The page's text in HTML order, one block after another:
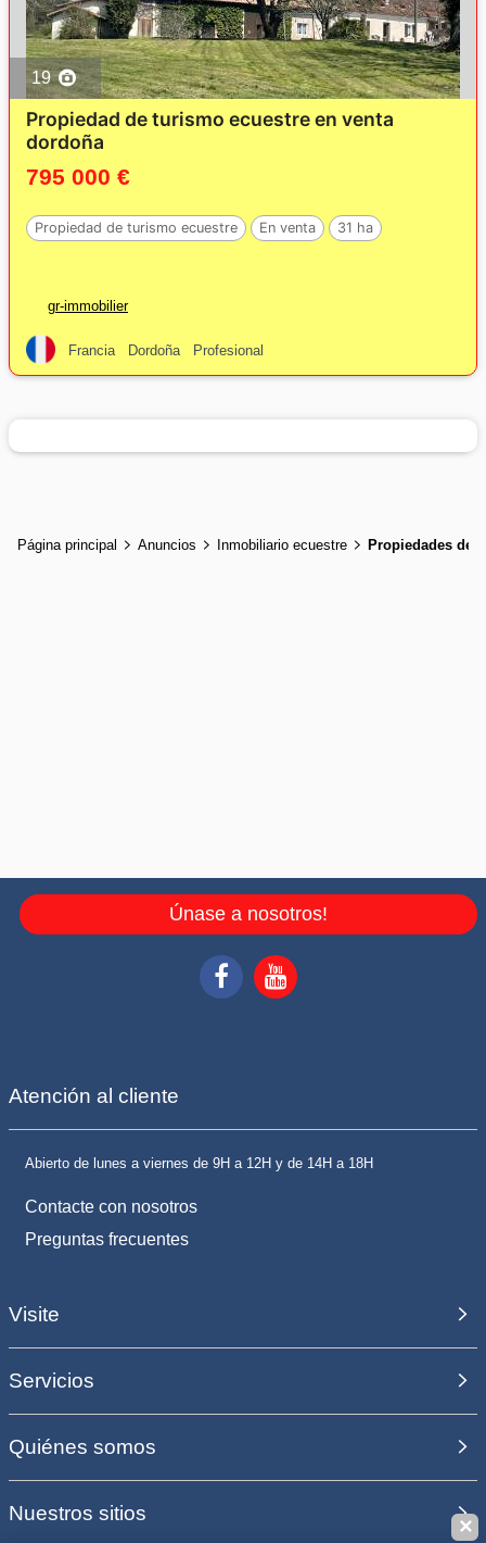
19
Propiedad de turismo ecuestre en venta
dordoña
795 000 €
Propiedad de turismo ecuestre En venta 31 ha
gr-immobilier
Francia Dordoña Profesional
Página principal Anuncios Inmobiliario ecuestre Propiedades de
Únase a nosotros!
Atención al cliente
Abierto de lunes a viernes de 9H a 12H y de 14H a 18H
Contacte con nosotros
Preguntas frecuentes
Visite
Servicios
Quiénes somos
Nuestros sitios
✕